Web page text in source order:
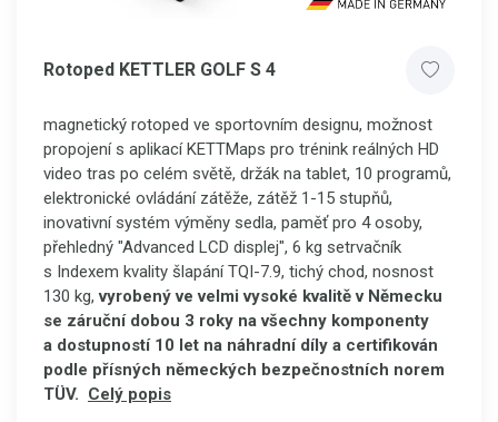
Rotoped KETTLER GOLF S 4
magnetický rotoped ve sportovním designu, možnost
propojení s aplikací KETTMaps pro trénink reálných HD
video tras po celém světě, držák na tablet, 10 programů,
elektronické ovládání zátěže, zátěž 1-15 stupňů,
inovativní systém výměny sedla, paměť pro 4 osoby,
přehledný "Advanced LCD displej", 6 kg setrvačník
s Indexem kvality šlapání TQI-7.9, tichý chod, nosnost
130 kg, vyrobený ve velmi vysoké kvalitě v Německu
se záruční dobou 3 roky na všechny komponenty
a dostupností 10 let na náhradní díly a certifikován
podle přísných německých bezpečnostních norem
TÜV. Celý popis